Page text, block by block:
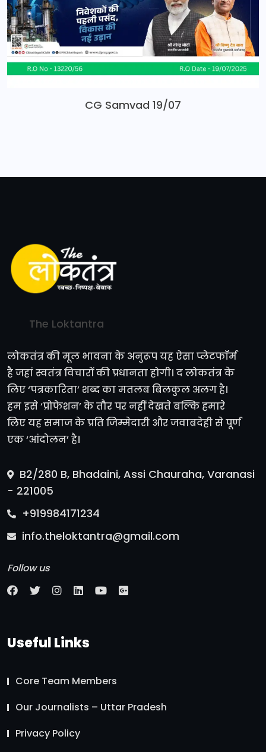
CG Samvad 19/07
The Loktantra
लोकतंत्र की मूल भावना के अनुरूप यह ऐसा प्लेटफॉर्म
है जहां स्वतंत्र विचारों की प्रधानता होगी। द लोकतंत्र के
लिए ‘पत्रकारिता’ शब्द का मतलब बिलकुल अलग है।
हम इसे ‘प्रोफेशन’ के तौर पर नहीं देखते बल्कि हमारे
लिए यह समाज के प्रति जिम्मेदारी और जवाबदेही से पूर्ण
एक ‘आंदोलन’ है।
B2/280 B, Bhadaini, Assi Chauraha, Varanasi
- 221005
+919984171234
info.theloktantra@gmail.com
Follow us
Useful Links
Core Team Members
Our Journalists – Uttar Pradesh
Privacy Policy